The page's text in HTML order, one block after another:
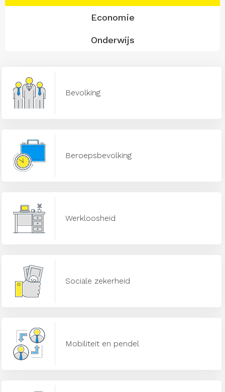
Economie
Onderwijs
Bevolking
Beroepsbevolking
Werkloosheid
Sociale zekerheid
Mobiliteit en pendel